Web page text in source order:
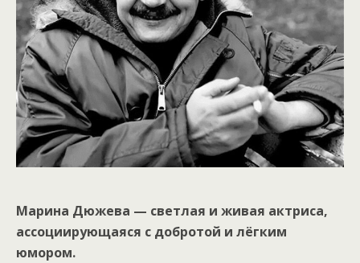
Марина Дюжева — светлая и живая актриса,
ассоциирующаяся с добротой и лёгким
юмором.